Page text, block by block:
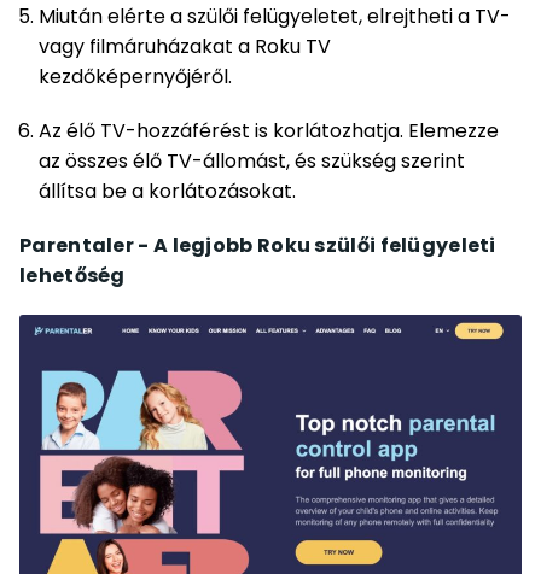
Miután elérte a szülői felügyeletet, elrejtheti a TV-
vagy filmáruházakat a Roku TV
kezdőképernyőjéről.
Az élő TV-hozzáférést is korlátozhatja. Elemezze
az összes élő TV-állomást, és szükség szerint
állítsa be a korlátozásokat.
Parentaler - A legjobb Roku szülői felügyeleti
lehetőség